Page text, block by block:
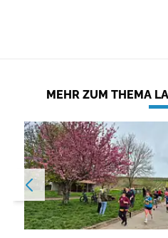
MEHR ZUM THEMA